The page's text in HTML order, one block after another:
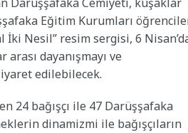
Eğitim Kurumları
İki Nesil” resim sergisi, 6
dayanışmayı ve
edilebilecek.
24 bağışçı ile 47 Darüşşafaka
dinamizmi ile bağışçıların